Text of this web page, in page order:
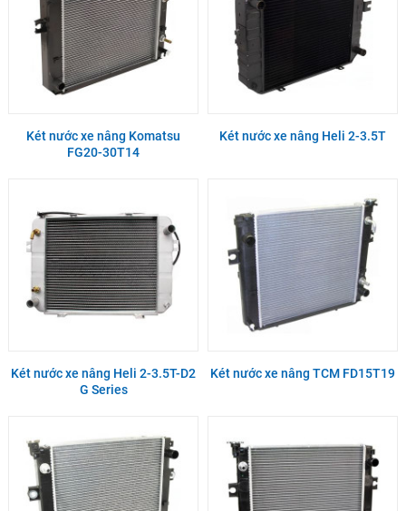
Két nước xe nâng Komatsu
FG20-30T14
Két nước xe nâng Heli 2-3.5T
Két nước xe nâng Heli 2-3.5T-D2
G Series
Két nước xe nâng TCM FD15T19